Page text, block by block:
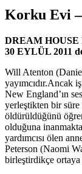
Korku Evi
DREAM
30 EYLÜL 2011
Will Atenton
yayımcıdır.Ancak
New England’ın
yerleştikten bir süre
öldürüldüğünü
olduğuna
yardımcısı ölen
Peterson (Naomi
birleştirdikçe ortaya